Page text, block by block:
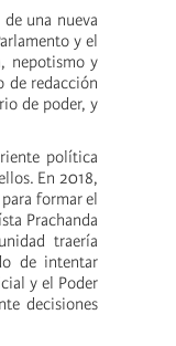
una nueva
y el
nepotismo y
de redacción
de poder, y
política
En 2018,
formar el
Prachanda
traería
de intentar
y el Poder
decisiones